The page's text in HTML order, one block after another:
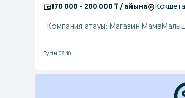
170 000 - 200 000 ₸ / айына
Компания атауы: Магазин
Бүгін 08:40